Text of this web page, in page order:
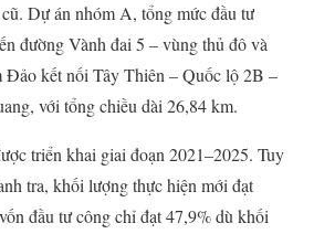
Dự án nhóm A, tổng mức đầu tư
đường Vành đai 5 – vùng thủ đô và
Đảo kết nối Tây Thiên – Quốc lộ 2B –
với tổng chiều dài 26,84 km.
triển khai giai đoạn 2021–2025. Tuy
tra, khối lượng thực hiện mới đạt
đầu tư công chỉ đạt 47,9% dù khối